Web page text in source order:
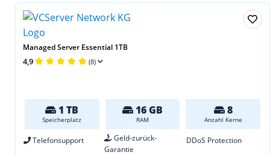
Managed Server Essential 1TB
4,9 (8)
1 TB
Speicherplatz
16 GB
RAM
8
Anzahl Kerne
Telefonsupport
Geld-zurück-
Garantie
DDoS Protection